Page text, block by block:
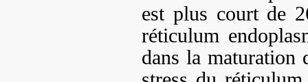
est plus court de
réticulum
dans la maturation